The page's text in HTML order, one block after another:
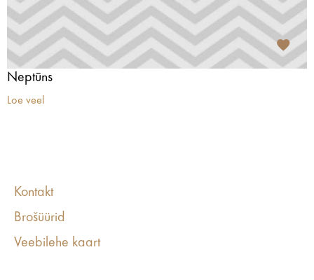
Neptūns
Loe veel
Kontakt
Brošüürid
Veebilehe kaart